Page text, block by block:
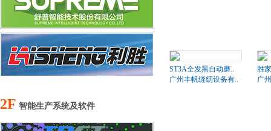
ST3A全发黑自动磨..
广州丰帆缝纫设备有..
胜
广
2F 智能生产系统及软件